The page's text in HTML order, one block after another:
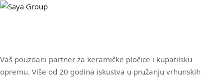
Vaš pouzdani partner za keramičke pločice i kupatilsku
opremu. Više od 20 godina iskustva u pružanju vrhunskih